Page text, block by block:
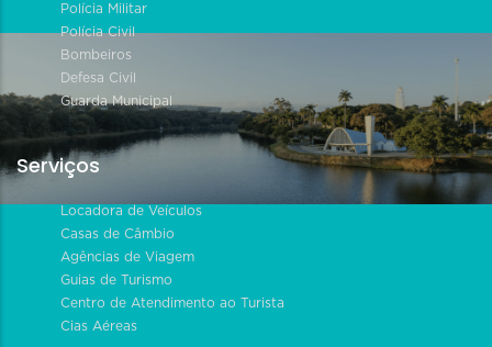
Polícia Militar
Polícia Civil
Bombeiros
Defesa Civil
Guarda Municipal
Serviços
Locadora de Veículos
Casas de Câmbio
Agências de Viagem
Guias de Turismo
Centro de Atendimento ao Turista
Cias Aéreas